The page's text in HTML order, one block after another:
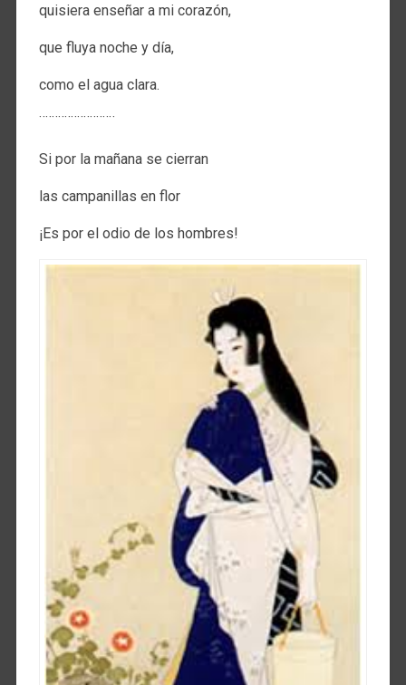
quisiera enseñar a mi corazón,
que fluya noche y día,
como el agua clara.
¨¨¨¨¨¨¨¨¨¨¨¨
Si por la mañana se cierran
las campanillas en flor
¡Es por el odio de los hombres!